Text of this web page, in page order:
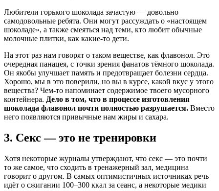
Любители горького шоколада зачастую — довольно
самодовольные ребята. Они могут рассуждать о «настоящем
шоколаде», а также смеяться над теми, кто любит обычные
молочные плитки, как какие-то дети.
На этот раз нам говорят о таком веществе, как флавонол. Это
очередная панацея, с точки зрения фанатов тёмного шоколада.
Он якобы улучшает память и предотвращает болезни сердца.
Хорошо, мы в это поверили, но вы в курсе, какой вкус у этого
вещества? Чем-то напоминает содержимое твоего мусорного
контейнера. Дело в том, что в процессе изготовления
шоколада флавонол почти полностью разрушается. Вместо
него появляются привычные нам жиры и сахара.
3. Секс — это не тренировки
Хотя некоторые журналы утверждают, что секс — это почти
то же самое, что сходить в тренажерный зал, медицина
говорит о другом. В самых оптимистичных источниках речь
идёт о сжигании 100–300 ккал за сеанс, а некоторые медики